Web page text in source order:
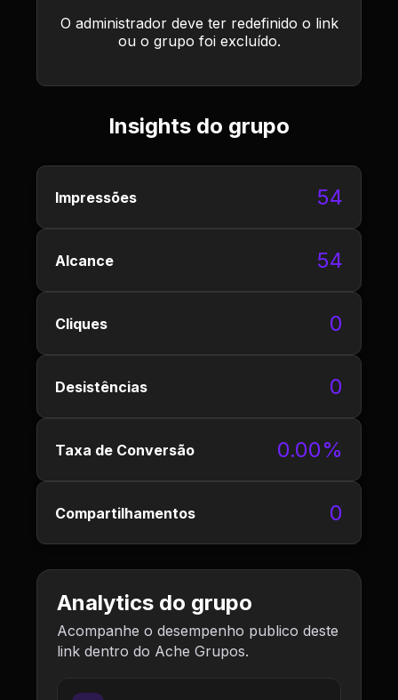
O administrador deve ter redefinido o link
ou o grupo foi excluído.
Insights do grupo
Impressões 54
Alcance 54
Cliques 0
Desistências 0
Taxa de Conversão 0.00%
Compartilhamentos 0
Analytics do grupo
Acompanhe o desempenho publico deste
link dentro do Ache Grupos.